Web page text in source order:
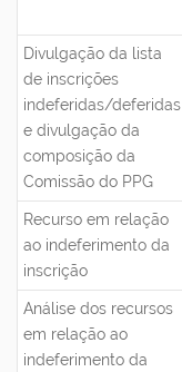
Divulgação da lista
de inscrições
indeferidas/deferidas
e divulgação da
composição da
Comissão do PPG
Recurso em relação
ao indeferimento da
inscrição
Análise dos recursos
em relação ao
indeferimento da